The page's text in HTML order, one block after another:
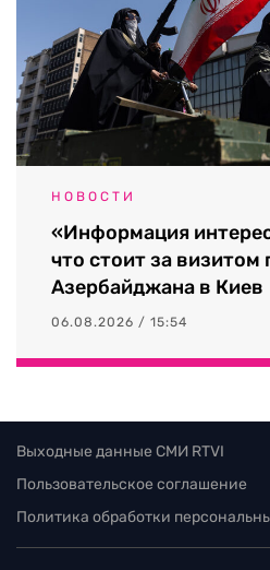
НОВОСТИ
«Информация
что стоит за
Азербайджана в Киев
06.08.2026 / 15:54
Выходные данные СМИ RTVI
Пользовательское соглашение
Политика обработки